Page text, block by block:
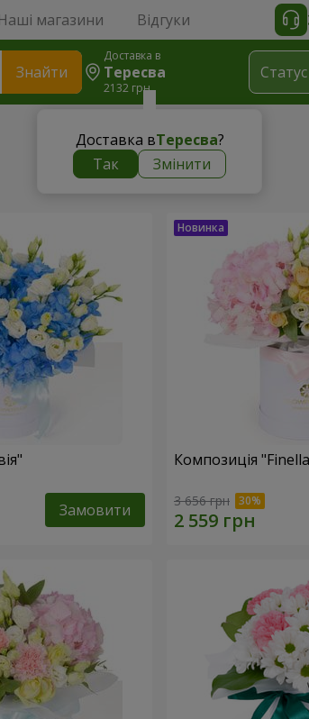
Наші магазини Відгуки
Знайти
Доставка в
Тересва
2132 грн
Доставка вТересва?
Так
Змінити
Замовити
Композиція
3 656 грн